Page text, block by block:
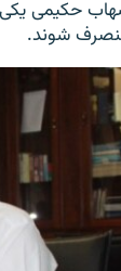
حکیمی یکی
شوند.